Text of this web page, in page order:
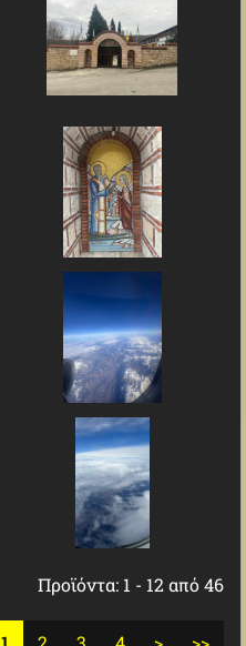
Προϊόντα: 1 - 12 από 46